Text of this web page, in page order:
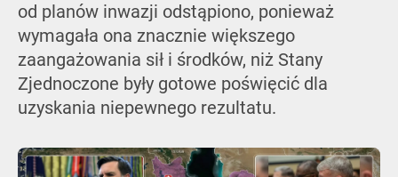
od planów inwazji odstąpiono, ponieważ
wymagała ona znacznie większego
zaangażowania sił i środków, niż Stany
Zjednoczone były gotowe poświęcić dla
uzyskania niepewnego rezultatu.